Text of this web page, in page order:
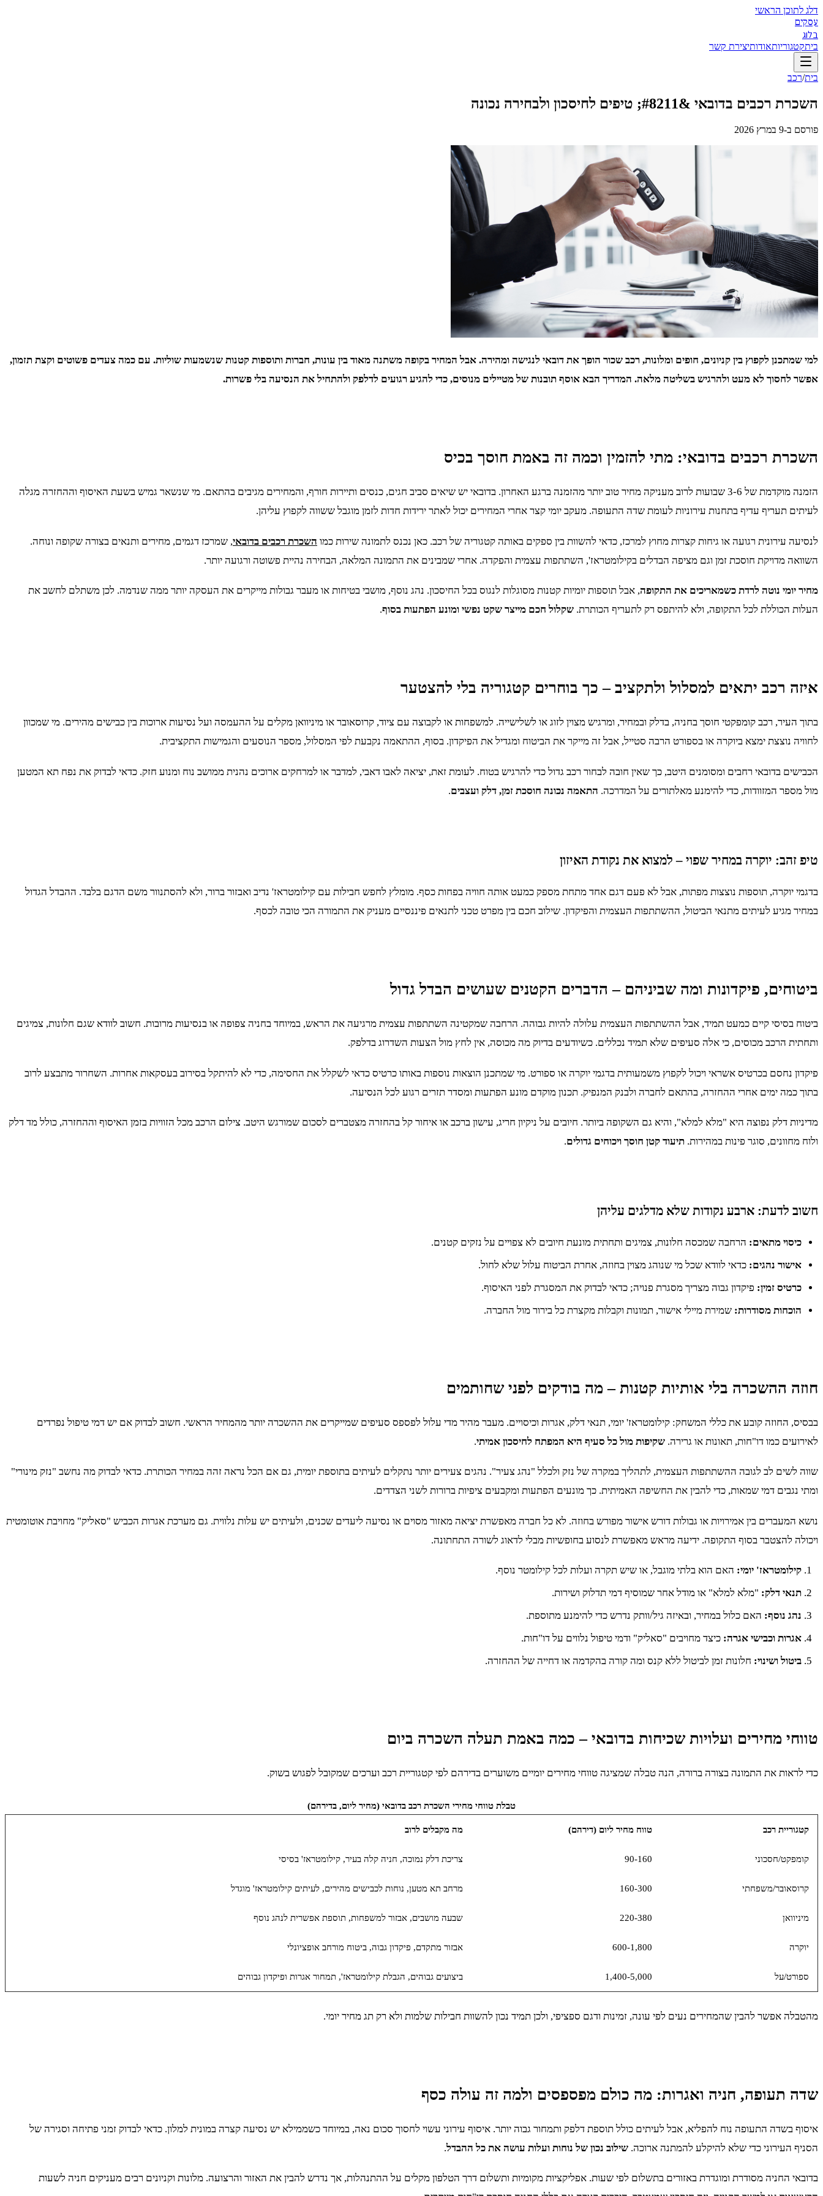
דלג לתוכן הראשי
עסקים
בלוג
ביתקטגוריותאודותיצירת קשר
בית/רכב
השכרת רכבים בדובאי &#8211; טיפים לחיסכון ולבחירה נכונה
פורסם ב-9 במרץ 2026
למי שמתכנן לקפוץ בין קניונים, חופים ומלונות, רכב שכור הופך את דובאי לנגישה ומהירה. אבל המחיר בקופה משתנה מאוד בין עונות, חברות ותוספות קטנות שנשמעות שוליות. עם כמה צעדים פשוטים וקצת תזמון,
אפשר לחסוך לא מעט ולהרגיש בשליטה מלאה. המדריך הבא אוסף תובנות של מטיילים מנוסים, כדי להגיע רגועים לדלפק ולהתחיל את הנסיעה בלי פשרות.
השכרת רכבים בדובאי: מתי להזמין וכמה זה באמת חוסך בכיס
הזמנה מוקדמת של 3-6 שבועות לרוב מעניקה מחיר טוב יותר מהזמנה ברגע האחרון. בדובאי יש שיאים סביב חגים, כנסים ותיירות חורף, והמחירים מגיבים בהתאם. מי שנשאר גמיש בשעת האיסוף וההחזרה מגלה
לעיתים תעריף עדיף בתחנות עירוניות לעומת שדה התעופה. מעקב יומי קצר אחרי המחירים יכול לאתר ירידות חדות לזמן מוגבל ששווה לקפוץ עליהן.
לנסיעה עירונית רגועה או גיחות קצרות מחוץ למרכז, כדאי להשוות בין ספקים באותה קטגוריה של רכב. כאן נכנס לתמונה שירות כמו השכרת רכבים בדובאי, שמרכז דגמים, מחירים ותנאים בצורה שקופה ונוחה.
השוואה מדויקת חוסכת זמן וגם מציפה הבדלים בקילומטראז', השתתפות עצמית והפקדה. אחרי שמבינים את התמונה המלאה, הבחירה נהיית פשוטה ורגועה יותר.
מחיר יומי נוטה לרדת כשמאריכים את התקופה, אבל תוספות יומיות קטנות מסוגלות לנגוס בכל החיסכון. נהג נוסף, מושבי בטיחות או מעבר גבולות מייקרים את העסקה יותר ממה שנדמה. לכן משתלם לחשב את
העלות הכוללת לכל התקופה, ולא להיתפס רק לתעריף הכותרת. שקלול חכם מייצר שקט נפשי ומונע הפתעות בסוף.
איזה רכב יתאים למסלול ולתקציב – כך בוחרים קטגוריה בלי להצטער
בתוך העיר, רכב קומפקטי חוסך בחניה, בדלק ובמחיר, ומרגיש מצוין לזוג או לשלישייה. למשפחות או לקבוצה עם ציוד, קרוסאובר או מיניוואן מקלים על ההעמסה ועל נסיעות ארוכות בין כבישים מהירים. מי שמכוון
לחוויה נוצצת ימצא ביוקרה או בספורט הרבה סטייל, אבל זה מייקר את הביטוח ומגדיל את הפיקדון. בסוף, ההתאמה נקבעת לפי המסלול, מספר הנוסעים והגמישות התקציבית.
הכבישים בדובאי רחבים ומסומנים היטב, כך שאין חובה לבחור רכב גדול כדי להרגיש בטוח. לעומת זאת, יציאה לאבו דאבי, למדבר או למרחקים ארוכים נהנית ממושב נוח ומנוע חזק. כדאי לבדוק את נפח תא המטען
מול מספר המזוודות, כדי להימנע מאלתורים על המדרכה. התאמה נכונה חוסכת זמן, דלק ועצבים.
טיפ זהב: יוקרה במחיר שפוי – למצוא את נקודת האיזון
בדגמי יוקרה, תוספות נוצצות מפתות, אבל לא פעם דגם אחד מתחת מספק כמעט אותה חוויה בפחות כסף. מומלץ לחפש חבילות עם קילומטראז' נדיב ואבזור ברור, ולא להסתנוור משם הדגם בלבד. ההבדל הגדול
במחיר מגיע לעיתים מתנאי הביטול, ההשתתפות העצמית והפיקדון. שילוב חכם בין מפרט טכני לתנאים פיננסיים מעניק את התמורה הכי טובה לכסף.
ביטוחים, פיקדונות ומה שביניהם – הדברים הקטנים שעושים הבדל גדול
ביטוח בסיסי קיים כמעט תמיד, אבל ההשתתפות העצמית עלולה להיות גבוהה. הרחבה שמקטינה השתתפות עצמית מרגיעה את הראש, במיוחד בחניה צפופה או בנסיעות מרובות. חשוב לוודא שגם חלונות, צמיגים
ותחתית הרכב מכוסים, כי אלה סעיפים שלא תמיד נכללים. כשיודעים בדיוק מה מכוסה, אין לחץ מול הצעות השדרוג בדלפק.
פיקדון נחסם בכרטיס אשראי ויכול לקפוץ משמעותית בדגמי יוקרה או ספורט. מי שמתכנן הוצאות נוספות באותו כרטיס כדאי לשקלל את החסימה, כדי לא להיתקל בסירוב בעסקאות אחרות. השחרור מתבצע לרוב
בתוך כמה ימים אחרי ההחזרה, בהתאם לחברה ולבנק המנפיק. תכנון מוקדם מונע הפתעות ומסדר תזרים רגוע לכל הנסיעה.
מדיניות דלק נפוצה היא "מלא למלא", והיא גם השקופה ביותר. חיובים על ניקיון חריג, עישון ברכב או איחור קל בהחזרה מצטברים לסכום שמורגש היטב. צילום הרכב מכל הזוויות בזמן האיסוף וההחזרה, כולל מד דלק
ולוח מחוונים, סוגר פינות במהירות. תיעוד קטן חוסך ויכוחים גדולים.
חשוב לדעת: ארבע נקודות שלא מדלגים עליהן
כיסוי מתאים: הרחבה שמכסה חלונות, צמיגים ותחתית מונעת חיובים לא צפויים על נזקים קטנים.
אישור נהגים: כדאי לוודא שכל מי שנוהג מצוין בחוזה, אחרת הביטוח עלול שלא לחול.
כרטיס זמין: פיקדון גבוה מצריך מסגרת פנויה; כדאי לבדוק את המסגרת לפני האיסוף.
הוכחות מסודרות: שמירת מיילי אישור, תמונות וקבלות מקצרת כל בירור מול החברה.
חוזה ההשכרה בלי אותיות קטנות – מה בודקים לפני שחותמים
בבסיס, החוזה קובע את כללי המשחק: קילומטראז' יומי, תנאי דלק, אגרות וכיסויים. מעבר מהיר מדי עלול לפספס סעיפים שמייקרים את ההשכרה יותר מהמחיר הראשי. חשוב לבדוק אם יש דמי טיפול נפרדים
לאירועים כמו דו"חות, תאונות או גרירה. שקיפות מול כל סעיף היא המפתח לחיסכון אמיתי.
שווה לשים לב לגובה ההשתתפות העצמית, לתהליך במקרה של נזק ולכלל "נהג צעיר". נהגים צעירים יותר נתקלים לעיתים בתוספת יומית, גם אם הכל נראה זהה במחיר הכותרת. כדאי לבדוק מה נחשב "נזק מינורי"
ומתי נגבים דמי שמאות, כדי להבין את החשיפה האמיתית. כך מונעים הפתעות ומקבעים ציפיות ברורות לשני הצדדים.
נושא המעברים בין אמירויות או גבולות דורש אישור מפורש בחוזה. לא כל חברה מאפשרת יציאה מאזור מסוים או נסיעה ליעדים שכנים, ולעיתים יש עלות נלווית. גם מערכת אגרות הכביש "סאליק" מחויבת אוטומטית
ויכולה להצטבר בסוף התקופה. ידיעה מראש מאפשרת לנסוע בחופשיות מבלי לדאוג לשורה התחתונה.
קילומטראז' יומי: האם הוא בלתי מוגבל, או שיש תקרה ועלות לכל קילומטר נוסף.
תנאי דלק: "מלא למלא" או מודל אחר שמוסיף דמי תדלוק ושירות.
נהג נוסף: האם כלול במחיר, ובאיזה גיל/וותק נדרש כדי להימנע מתוספת.
אגרות וכבישי אגרה: כיצד מחויבים "סאליק" ודמי טיפול נלווים על דו"חות.
ביטול ושינוי: חלונות זמן לביטול ללא קנס ומה קורה בהקדמה או דחייה של ההחזרה.
טווחי מחירים ועלויות שכיחות בדובאי – כמה באמת תעלה השכרה ביום
כדי לראות את התמונה בצורה ברורה, הנה טבלה שמציגה טווחי מחירים יומיים משוערים בדירהם לפי קטגוריית רכב וערכים שמקובל לפגוש בשוק.
טבלת טווחי מחירי השכרת רכב בדובאי (מחיר ליום, בדירהם)
קטגוריית רכב טווח מחיר ליום (דירהם) מה מקבלים לרוב
קומפקט/חסכוני 90-160 צריכת דלק נמוכה, חניה קלה בעיר, קילומטראז' בסיסי
קרוסאובר/משפחתי 160-300 מרחב תא מטען, נוחות לכבישים מהירים, לעיתים קילומטראז' מוגדל
מיניוואן 220-380 שבעה מושבים, אבזור למשפחות, תוספת אפשרית לנהג נוסף
יוקרה 600-1,800 אבזור מתקדם, פיקדון גבוה, ביטוח מורחב אופציונלי
ספורט/על 1,400-5,000 ביצועים גבוהים, הגבלת קילומטראז', תמחור אגרות ופיקדון גבוהים
מהטבלה אפשר להבין שהמחירים נעים לפי עונה, זמינות ודגם ספציפי, ולכן תמיד נכון להשוות חבילות שלמות ולא רק תג מחיר יומי.
שדה תעופה, חניה ואגרות: מה כולם מפספסים ולמה זה עולה כסף
איסוף בשדה התעופה נוח להפליא, אבל לעיתים כולל תוספת דלפק ותמחור גבוה יותר. איסוף עירוני עשוי לחסוך סכום נאה, במיוחד כשממילא יש נסיעה קצרה במונית למלון. כדאי לבדוק זמני פתיחה וסגירה של
הסניף העירוני כדי שלא להיקלע להמתנה ארוכה. שילוב נכון של נוחות ועלות עושה את כל ההבדל.
בדובאי החניה מסודרת ומוגדרת באזורים בתשלום לפי שעות. אפליקציות מקומיות ותשלום דרך הטלפון מקלים על ההתנהלות, אך נדרש להבין את האזור והרצועה. מלונות וקניונים רבים מעניקים חניה לשעות